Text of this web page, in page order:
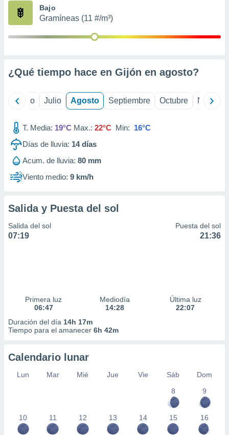
publicidad
publicidad
1199
Bajo
Gramíneas (11 #/m³)
¿Qué tiempo hace en Gijón en agosto?
Junio Julio Agosto Septiembre Octubre
T. Media: 19°C Max.: 22°C Min: 16°C
Días de lluvia: 14días
Acum. de lluvia: 80 mm
Viento medio: 9 km/h
Salida y Puesta del sol
Salida del sol
07:19
Puesta del sol
21:36
Primera luz
06:47
Mediodía
14:28
Última luz
22:07
Duración del día 14h 17m
Tiempo para el amanecer 6h 42m
Calendario lunar
Lun Mar Mié Jue Vie Sáb
Dom
8
9
10 11 12 13 14 15 16